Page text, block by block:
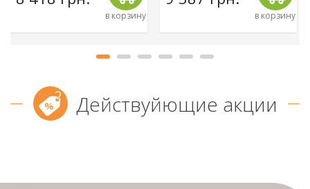
в корзину в корзину
Действуйющие акции